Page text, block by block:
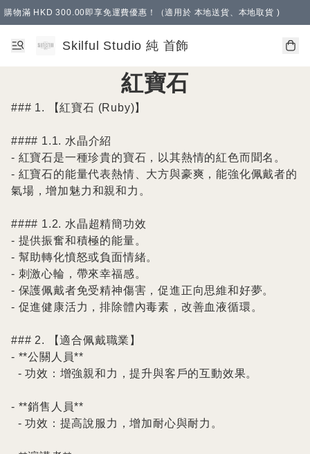
購物滿 HKD 300.00即享免運費優惠！（適用於 本地送貨、本地取貨 )
Skilful Studio 純 首飾
紅寶石
### 1. 【紅寶石 (Ruby)】
#### 1.1. 水晶介紹
- 紅寶石是一種珍貴的寶石，以其熱情的紅色而聞名。
- 紅寶石的能量代表熱情、大方與豪爽，能強化佩戴者的
氣場，增加魅力和親和力。
#### 1.2. 水晶超精簡功效
- 提供振奮和積極的能量。
- 幫助轉化憤怒或負面情緒。
- 刺激心輪，帶來幸福感。
- 保護佩戴者免受精神傷害，促進正向思維和好夢。
- 促進健康活力，排除體內毒素，改善血液循環。
### 2. 【適合佩戴職業】
- **公關人員**
- **銷售人員**